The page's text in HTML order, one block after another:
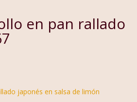
en pan rallado
japonés en salsa de limón